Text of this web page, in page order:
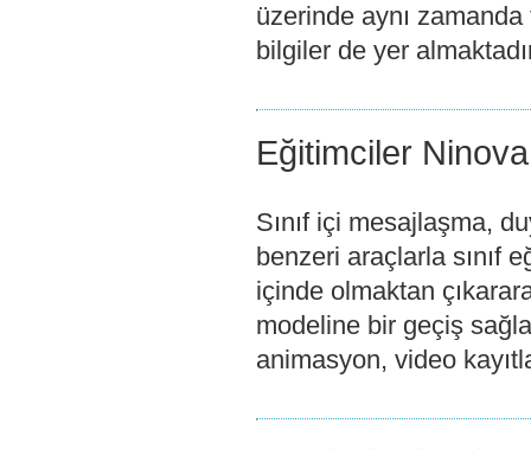
üzerinde aynı
bilgiler de yer
Eğitimciler
Sınıf içi mesajlaşma,
benzeri araçlarla sınıf
içinde olmaktan
modeline bir geçiş
animasyon, video